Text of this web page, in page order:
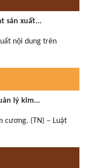
sản xuất...
nội dung trên
lý kim...
cương. (TN) – Luật